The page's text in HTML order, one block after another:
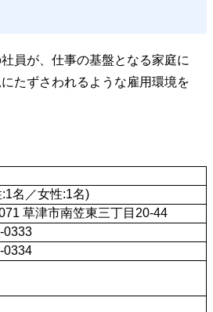
員が、仕事の基盤となる家庭に
たずさわれるような雇用環境を
名／女性:1名)
草津市南笠東三丁目20-44
0333
0334